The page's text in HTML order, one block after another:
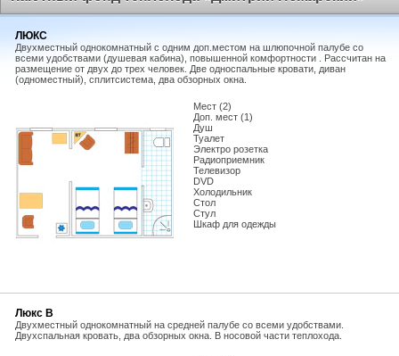
ЛЮКС
Двухместный однокомнатный с одним доп.местом на шлюпочной палубе со
всеми удобствами (душевая кабина), повышенной комфортности . Рассчитан на
размещение от двух до трех человек. Две односпальные кровати, диван
(одноместный), сплитсистема, два обзорных окна.
Мест (2)
Доп. мест (1)
Душ
Туалет
Электро розетка
Радиоприемник
Телевизор
DVD
Холодильник
Стол
Стул
Шкаф для одежды
Люкс В
Двухместный однокомнатный на средней палубе со всеми удобствами.
Двухспальная кровать, два обзорных окна. В носовой части теплохода.